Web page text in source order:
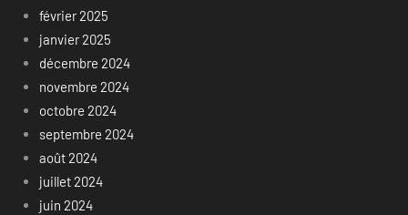
février 2025
janvier 2025
décembre 2024
novembre 2024
octobre 2024
septembre 2024
août 2024
juillet 2024
juin 2024